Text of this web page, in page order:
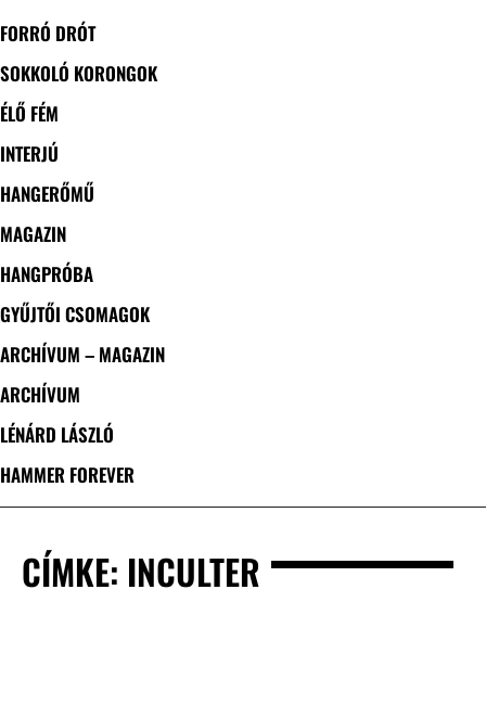
FORRÓ DRÓT
SOKKOLÓ KORONGOK
ÉLŐ FÉM
INTERJÚ
HANGERŐMŰ
MAGAZIN
HANGPRÓBA
GYŰJTŐI CSOMAGOK
ARCHÍVUM – MAGAZIN
ARCHÍVUM
LÉNÁRD LÁSZLÓ
HAMMER FOREVER
CÍMKE: INCULTER